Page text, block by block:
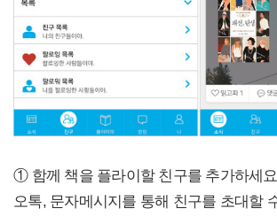
① 함께 책을 플라이할 친구를 추가하세
오톡, 문자메시지를 통해 친구를 초대할